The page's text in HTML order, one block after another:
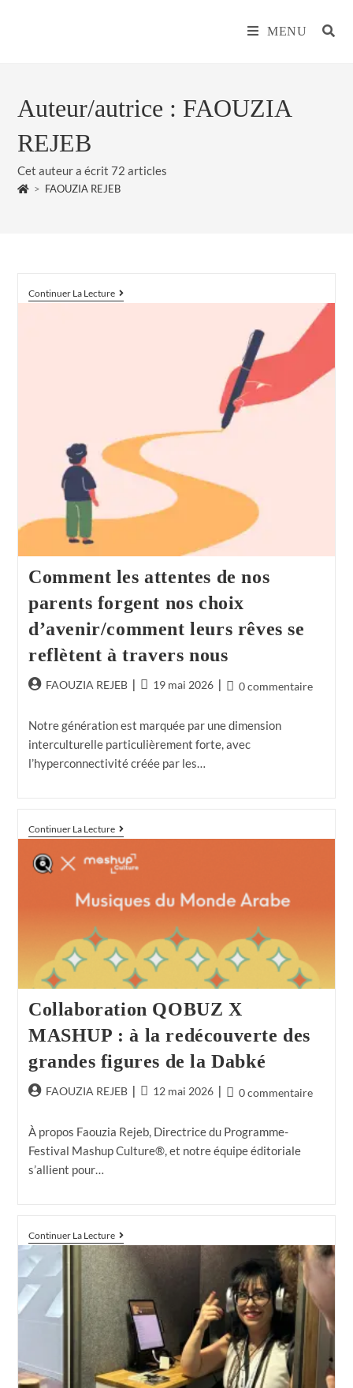
MENU
Auteur/autrice : FAOUZIA
REJEB
Cet auteur a écrit 72 articles
> FAOUZIA REJEB
Continuer La Lecture
Comment les attentes de nos
parents forgent nos choix
d’avenir/comment leurs rêves se
reflètent à travers nous
FAOUZIA REJEB 19 mai 2026 0 commentaire
Notre génération est marquée par une dimension
interculturelle particulièrement forte, avec
l’hyperconnectivité créée par les…
Continuer La Lecture
Collaboration QOBUZ X
MASHUP : à la redécouverte des
grandes figures de la Dabké
FAOUZIA REJEB 12 mai 2026 0 commentaire
À propos Faouzia Rejeb, Directrice du Programme-
Festival Mashup Culture®, et notre équipe éditoriale
s’allient pour…
Continuer La Lecture